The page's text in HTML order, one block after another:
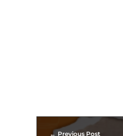
Previous Post